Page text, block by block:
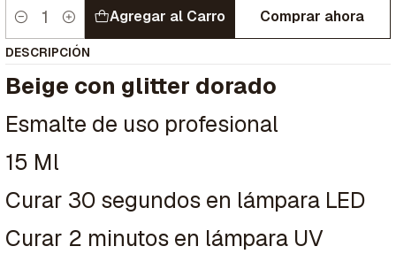
Cantidad
Agregar al Carro Comprar ahora
DESCRIPCIÓN
Beige con glitter dorado
Esmalte de uso profesional
15 Ml
Curar 30 segundos en lámpara LED
Curar 2 minutos en lámpara UV